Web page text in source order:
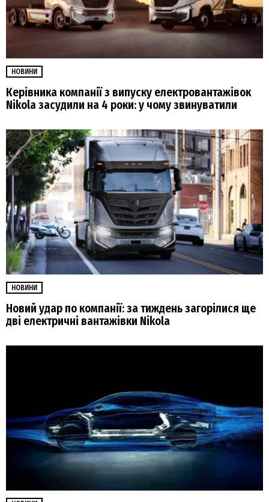
НОВИНИ
Керівника компанії з випуску електровантажівок
Nikola засудили на 4 роки: у чому звинуватили
НОВИНИ
Новий удар по компанії: за тиждень загорілися ще
дві електричні вантажівки Nikola